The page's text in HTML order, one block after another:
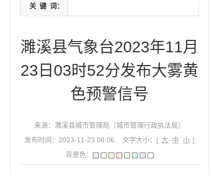
关 键 词：
濉溪县气象台2023年11月
23日03时52分发布大雾黄
色预警信号
来源：濉溪县城市管理局（城市管理行政执法局）
发布时间：2023-11-23 08:06
文字大小：[ 大 中 小 ]
背景色：